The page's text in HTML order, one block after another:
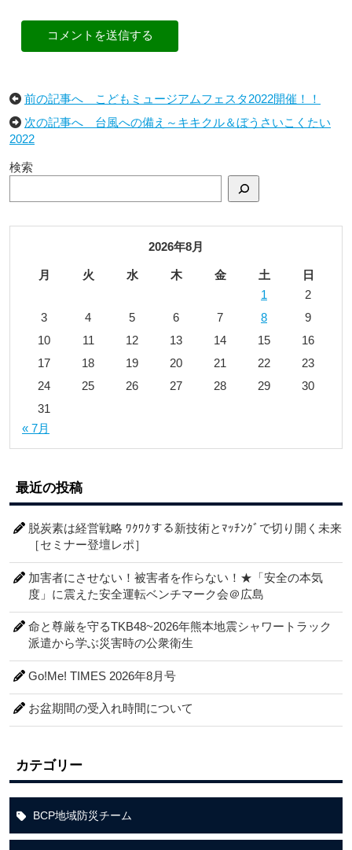
コメントを送信する
前の記事へ こどもミュージアムフェスタ2022開催！！
次の記事へ 台風への備え～キキクル＆ぼうさいこくたい
2022
検索
2026年8月
月 火 水 木 金 土
日
1
2
3
4 5 6 7 8
9
10
11 12 13 14 15
16
17
18 19 20 21 22
23
24
25 26 27 28 29
30
31
« 7月
最近の投稿
脱炭素は経営戦略 ﾜｸﾜｸする新技術とﾏｯﾁﾝｸﾞで切り開く未来
［セミナー登壇レポ］
加害者にさせない！被害者を作らない！★「安全の本気
度」に震えた安全運転ベンチマーク会＠広島
命と尊厳を守るTKB48~2026年熊本地震シャワートラック
派遣から学ぶ災害時の公衆衛生
Go!Me! TIMES 2026年8月号
お盆期間の受入れ時間について
カテゴリー
BCP地域防災チーム